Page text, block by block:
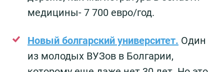
медицины- 7 700 евро/год.
Новый болгарский университет. Один
из молодых ВУЗов в Болгарии,